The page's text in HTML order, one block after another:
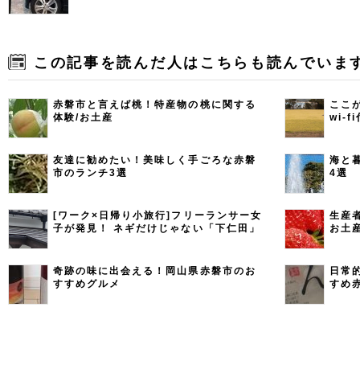
この記事を読んだ人はこちらも読んでいま
赤磐市と言えば桃！特産物の桃に関する
体験/お土産
ここ
wi-fi
友達に勧めたい！美味しく手ごろな赤磐
市のランチ3選
海と
4選
[ワーク×日帰り小旅行]フリーランサー女
子が発見！ ネギだけじゃない「下仁田」
生産
お土
奇跡の味に出会える！岡山県赤磐市のお
すすめグルメ
日常
すめ